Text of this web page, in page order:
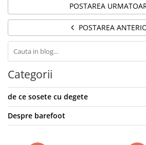
POSTAREA
POSTAREA
Categorii
de ce sosete cu degete
Despre barefoot